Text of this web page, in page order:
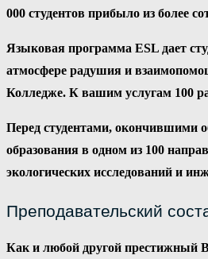
000 студентов прибыло из более
Языковая программа ESL дает
атмосфере радушия и
Колледже. К вашим услугам 100
Перед студентами, окончившими
образования в одном из 100
экологических исследований и
Преподавательский
Как и любой другой престижный